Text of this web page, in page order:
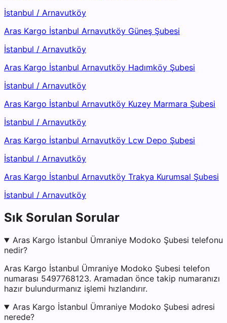
İstanbul / Arnavutköy
Aras Kargo İstanbul Arnavutköy Güneş Şubesi
İstanbul / Arnavutköy
Aras Kargo İstanbul Arnavutköy Hadımköy Şubesi
İstanbul / Arnavutköy
Aras Kargo İstanbul Arnavutköy Kuzey Marmara Şubesi
İstanbul / Arnavutköy
Aras Kargo İstanbul Arnavutköy Lcw Depo Şubesi
İstanbul / Arnavutköy
Aras Kargo İstanbul Arnavutköy Trakya Kurumsal Şubesi
İstanbul / Arnavutköy
Sık Sorulan Sorular
Aras Kargo İstanbul Ümraniye Modoko Şubesi telefonu
nedir?
Aras Kargo İstanbul Ümraniye Modoko Şubesi telefon
numarası 5497768123. Aramadan önce takip numaranızı
hazır bulundurmanız işlemi hızlandırır.
Aras Kargo İstanbul Ümraniye Modoko Şubesi adresi
nerede?